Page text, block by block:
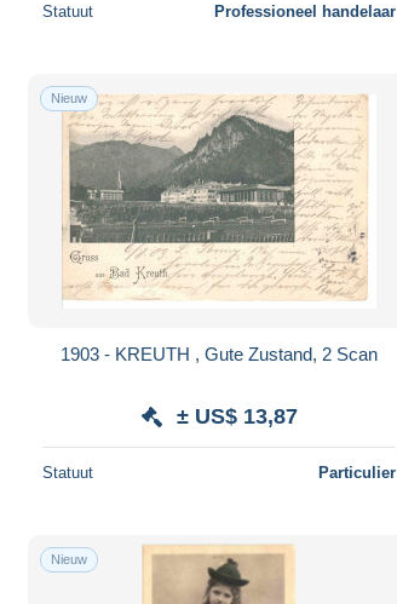
Statuut Professioneel handelaar
Nieuw
1903 - KREUTH , Gute Zustand, 2 Scan
± US$ 13,87
Statuut Particulier
Nieuw